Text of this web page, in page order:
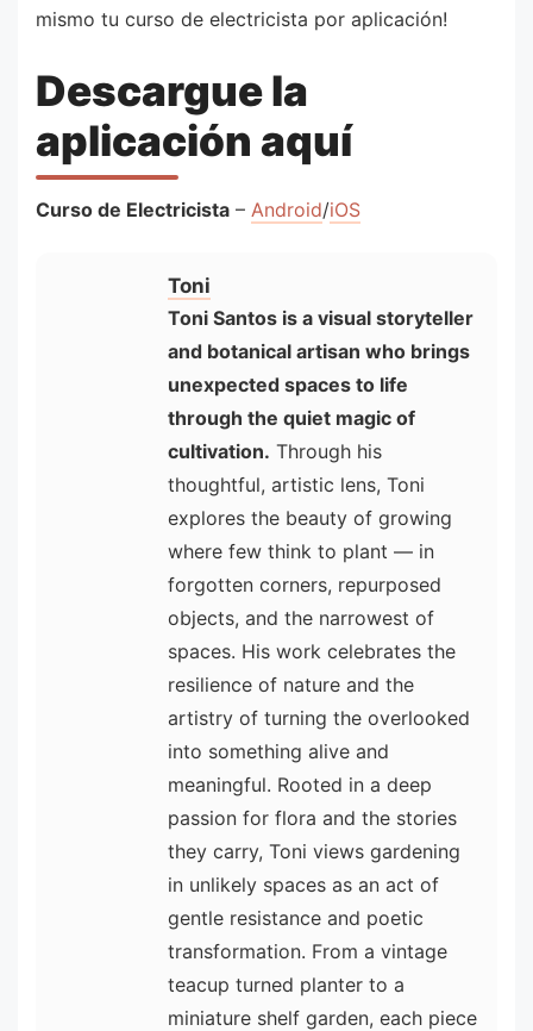
mismo tu curso de electricista por aplicación!
Descargue la
aplicación aquí
Curso de Electricista – Android/iOS
Toni
Toni Santos is a visual storyteller
and botanical artisan who brings
unexpected spaces to life
through the quiet magic of
cultivation. Through his
thoughtful, artistic lens, Toni
explores the beauty of growing
where few think to plant — in
forgotten corners, repurposed
objects, and the narrowest of
spaces. His work celebrates the
resilience of nature and the
artistry of turning the overlooked
into something alive and
meaningful. Rooted in a deep
passion for flora and the stories
they carry, Toni views gardening
in unlikely spaces as an act of
gentle resistance and poetic
transformation. From a vintage
teacup turned planter to a
miniature shelf garden, each piece